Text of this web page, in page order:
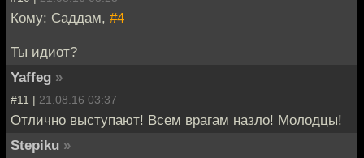
Кому: Саддам, #4
Ты идиот?
Yaffeg »
#11 | 21.08.16 03:37
Отлично выступают! Всем врагам назло! Молодцы!
Stepiku »